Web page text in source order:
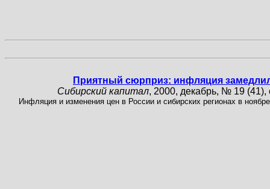
Приятный сюрприз: инфляция
Сибирский капитал, 2000, декабрь, № 19 (41),
Инфляция и изменения цен в России и сибирских регионах в